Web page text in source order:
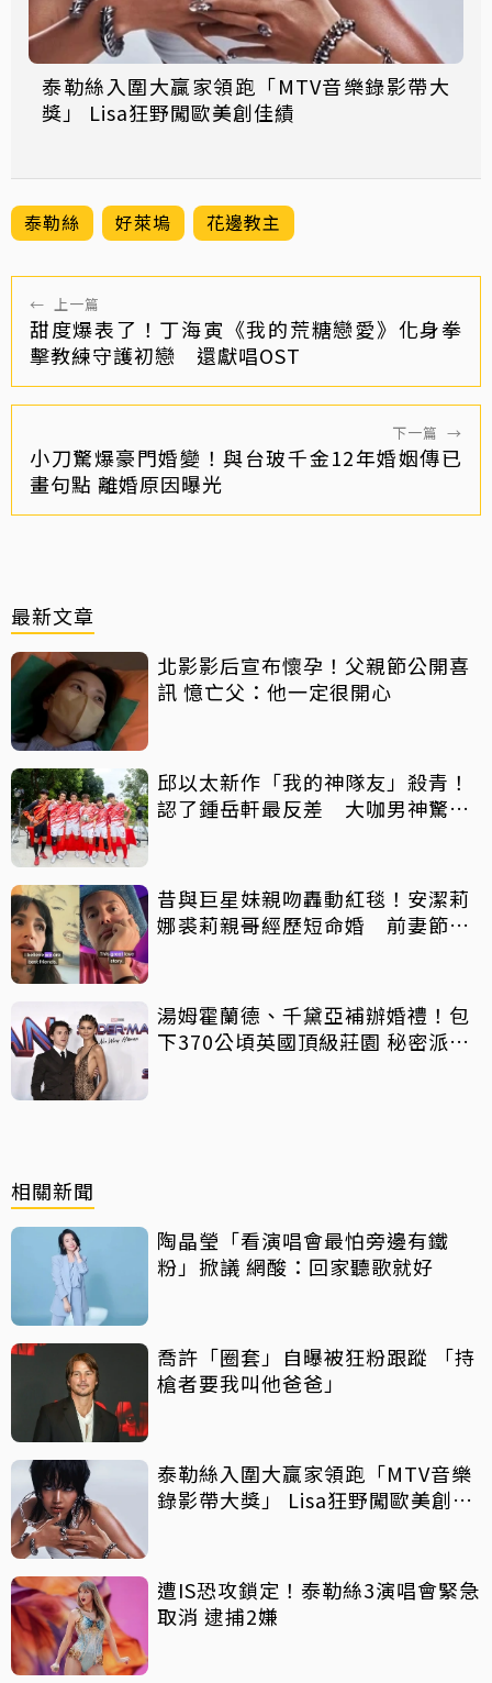
泰勒絲入圍大贏家領跑「MTV音樂錄影帶大
獎」 Lisa狂野闖歐美創佳績
泰勒絲 好萊塢 花邊教主
← 上一篇
甜度爆表了！丁海寅《我的荒糖戀愛》化身拳
擊教練守護初戀 還獻唱OST
下一篇 →
小刀驚爆豪門婚變！與台玻千金12年婚姻傳已
畫句點 離婚原因曝光
最新文章
北影影后宣布懷孕！父親節公開喜
訊 憶亡父：他一定很開心
邱以太新作「我的神隊友」殺青！
認了鍾岳軒最反差 大咖男神驚喜
昔與巨星妹親吻轟動紅毯！安潔莉
娜裘莉親哥經歷短命婚 前妻節目
湯姆霍蘭德、千黛亞補辦婚禮！包
下370公頃英國頂級莊園 秘密派對
相關新聞
陶晶瑩「看演唱會最怕旁邊有鐵
粉」掀議 網酸：回家聽歌就好
喬許「圈套」自曝被狂粉跟蹤 「持
槍者要我叫他爸爸」
泰勒絲入圍大贏家領跑「MTV音樂
錄影帶大獎」 Lisa狂野闖歐美創佳
遭IS恐攻鎖定！泰勒絲3演唱會緊急
取消 逮捕2嫌